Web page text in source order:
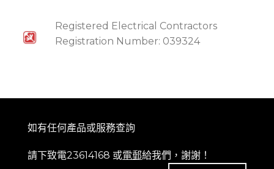
Registered Electrical Contractors
Registration Number: 039324
如有任何產品或服務查詢
請下致電23614168 或電郵給我們，謝謝！